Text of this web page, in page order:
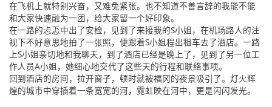
在飞机上就特别兴奋，又难免紧张。也不知道不善言辞的我能不能
和大家快速融为一团，给大家留一个好印象。
在一路的忐忑中出了安检，见到了来接我的S小姐，在机场路人的注
视下不好意思地拍了一张照，便跟着S小姐程出租车去了酒店。一路
上S小姐亲切地和我聊天，到了酒店已经是晚上了，见到了另一位工
作人员A小姐，她细心地交代了这些天的行程和联络事项。
回到酒店的房间，拉开窗子，顿时就被福冈的夜景吸引了。灯火辉
煌的城市中穿插着一条宽宽的河，霓虹映在河中，更是闪闪发光。